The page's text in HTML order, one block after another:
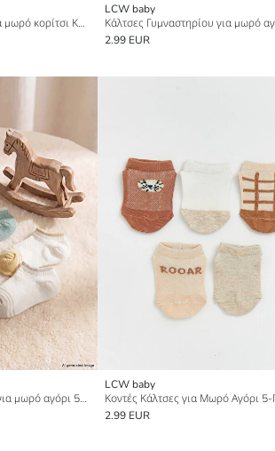
Αντιολισθητική Σόλα για μωρό κορίτσι Κάλτσες μποτάκια Συσκευασία 5 τεμαχίων
LCW baby
2.99 EUR
Κάλτσες Γυμναστηρίου για μωρό αγόρι 5άδα
LCW baby
Κοντές Κάλτσες για Μωρό Αγόρι
2.99 EUR